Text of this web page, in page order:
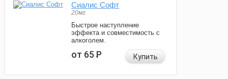
Сиалис Софт
20мг
Быстрое наступление
эффекта и совместимость с
алкоголем.
от 65Р Купить